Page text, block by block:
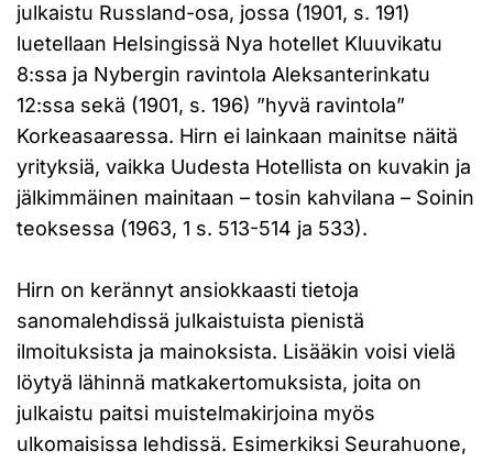
julkaistu Russland-osa, jossa (1901, s. 191)
luetellaan Helsingissä Nya hotellet Kluuvikatu
8:ssa ja Nybergin ravintola Aleksanterinkatu
12:ssa sekä (1901, s. 196) ”hyvä ravintola”
Korkeasaaressa. Hirn ei lainkaan mainitse näitä
yrityksiä, vaikka Uudesta Hotellista on kuvakin ja
jälkimmäinen mainitaan – tosin kahvilana – Soinin
teoksessa (1963, 1 s. 513-514 ja 533).
Hirn on kerännyt ansiokkaasti tietoja
sanomalehdissä julkaistuista pienistä
ilmoituksista ja mainoksista. Lisääkin voisi vielä
löytyä lähinnä matkakertomuksista, joita on
julkaistu paitsi muistelmakirjoina myös
ulkomaisissa lehdissä. Esimerkiksi Seurahuone,